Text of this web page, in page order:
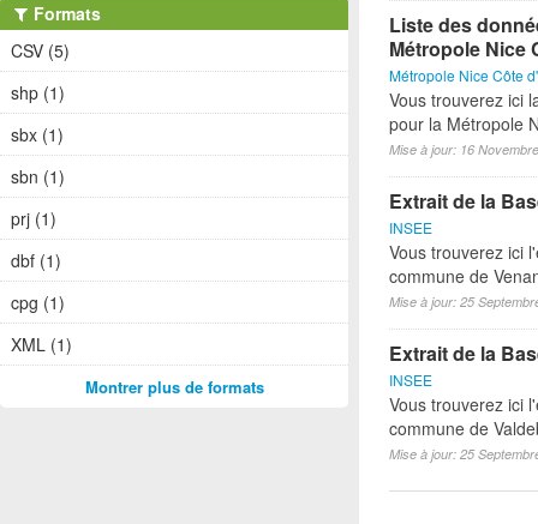
Liste des
Métropole Nice
Métropole Nice Côte
Vous trouverez ici
pour la Métropole
Mise à jour: 16
Extrait de la
INSEE
Vous trouverez ici
commune de
Mise à jour: 25
Extrait de la
INSEE
Vous trouverez ici
commune de
Mise à jour: 25
Formats
CSV (5)
shp (1)
sbx (1)
sbn (1)
prj (1)
dbf (1)
cpg (1)
XML (1)
Montrer plus de formats